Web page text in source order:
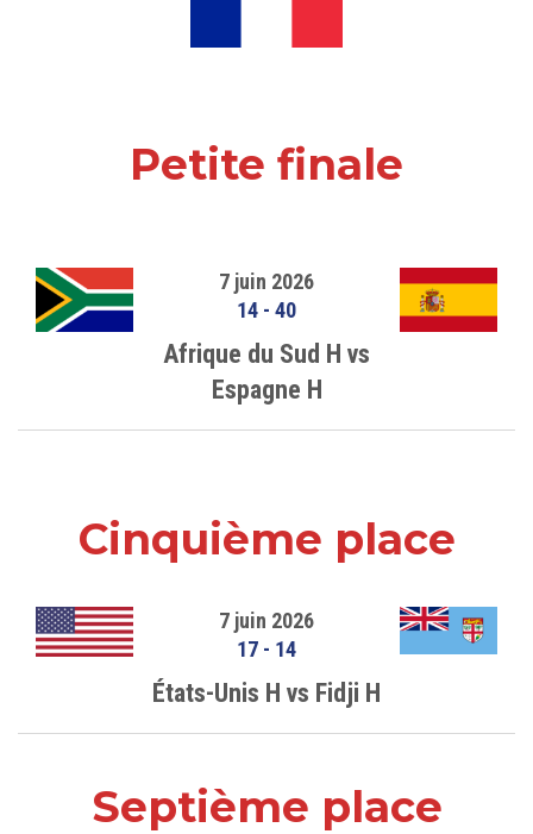
Petite finale
7 juin 2026
14 - 40
Afrique du Sud H vs
Espagne H
Cinquième place
7 juin 2026
17 - 14
États-Unis H vs Fidji H
Septième place